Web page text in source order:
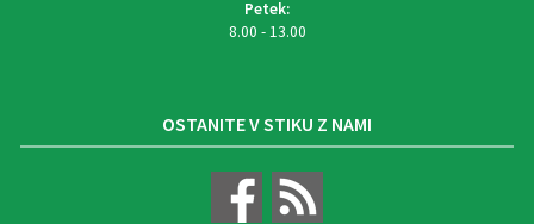
Petek:
8.00 - 13.00
OSTANITE V STIKU Z NAMI